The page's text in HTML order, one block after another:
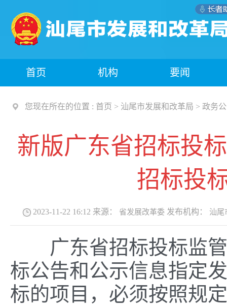
首页 机构 要闻
您现在所在的位置 : 首页 > 汕尾市发展和改革局 > 政务
新版广东省招标投
招标投
2023-11-22 16:12 来源： 省发展改革委 发布机构： 汕尾
广东省招标投标监
标公告和公示信息指定
标的项目，必须按照规